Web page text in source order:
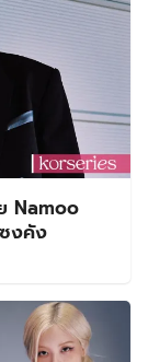
Namoo
งคัง